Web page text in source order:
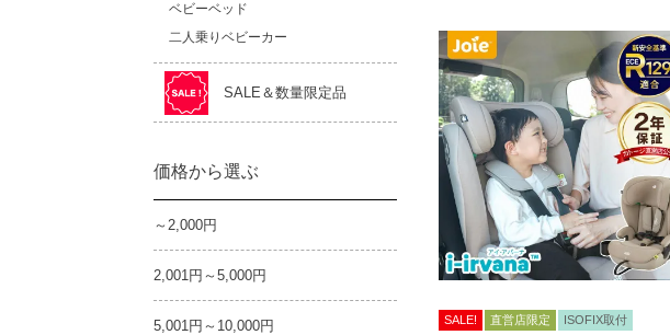
ベビーベッド
二人乗りベビーカー
SALE＆数量限定品
価格から選ぶ
～2,000円
2,001円～5,000円
5,001円～10,000円 SALE! 直営店限定 ISOFIX取付